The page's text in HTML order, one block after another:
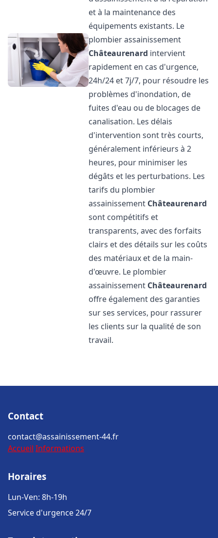
et à la maintenance des
équipements existants. Le
plombier assainissement
Châteaurenard intervient
rapidement en cas d'urgence,
24h/24 et 7j/7, pour résoudre les
problèmes d'inondation, de
fuites d'eau ou de blocages de
canalisation. Les délais
d'intervention sont très courts,
généralement inférieurs à 2
heures, pour minimiser les
dégâts et les perturbations. Les
tarifs du plombier
assainissement Châteaurenard
sont compétitifs et
transparents, avec des forfaits
clairs et des détails sur les coûts
des matériaux et de la main-
d'œuvre. Le plombier
assainissement Châteaurenard
offre également des garanties
sur ses services, pour rassurer
les clients sur la qualité de son
travail.
Contact
contact@assainissement-44.fr
Accueil Informations
Horaires
Lun-Ven: 8h-19h
Service d'urgence 24/7